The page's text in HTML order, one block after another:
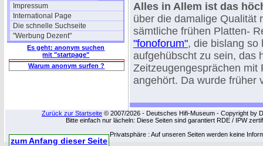
Impressum
International Page
Die schnelle Suchseite
"Werbung Dezent"
Es geht: anonym suchen
mit "startpage"
Warum anonym surfen ?
Alles in Allem ist das
über die damalige Qualität
sämtliche frühen Platten-
"fonoforum", die bislang so
aufgehübscht zu sein, das
Zeitzeugengesprächen mit
angehört. Da wurde früher
Zurück zur Startseite © 2007/2026 - Deutsches Hifi-Museum - Copyright by
Bitte einfach nur lächeln: Diese Seiten sind garantiert RDE / IPW
Privatsphäre : Auf unseren Seiten werden keine
zum Anfang dieser Seite